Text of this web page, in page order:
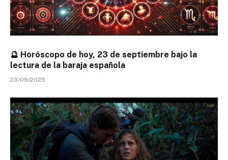
🔮 Horóscopo de hoy, 23 de septiembre bajo la
lectura de la baraja española
23/09/2025